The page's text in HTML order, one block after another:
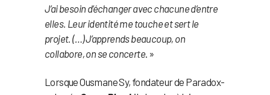
J’ai besoin d’échanger avec chacune d’entre
elles. Leur identité me touche et sert le
projet. (…) J’apprends beaucoup, on
collabore, on se concerte . »
Lorsque Ousmane Sy, fondateur de Paradox-